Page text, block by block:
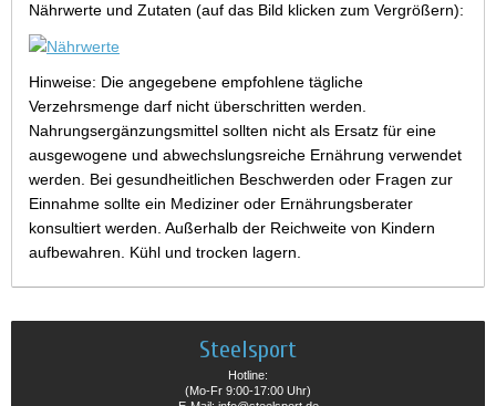
Nährwerte und Zutaten (auf das Bild klicken zum Vergrößern):
Hinweise: Die angegebene empfohlene tägliche
Verzehrsmenge darf nicht überschritten werden.
Nahrungsergänzungsmittel sollten nicht als Ersatz für eine
ausgewogene und abwechslungsreiche Ernährung verwendet
werden. Bei gesundheitlichen Beschwerden oder Fragen zur
Einnahme sollte ein Mediziner oder Ernährungsberater
konsultiert werden. Außerhalb der Reichweite von Kindern
aufbewahren. Kühl und trocken lagern.
Steelsport
Hotline:
(Mo-Fr 9:00-17:00 Uhr)